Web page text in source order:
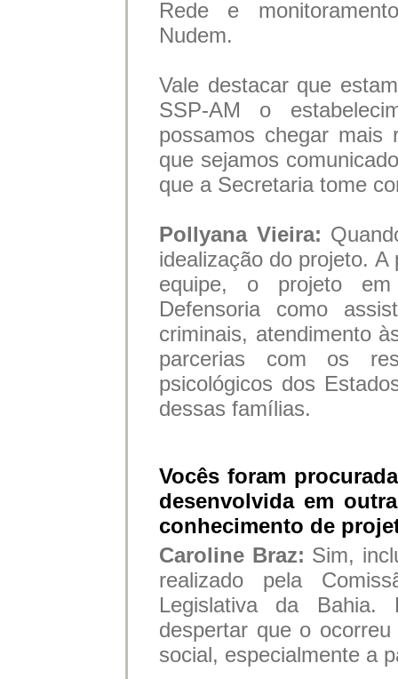
Rede e
Nudem.
Vale destacar que
SSP-AM o
possamos chegar mais
que sejamos
que a Secretaria tome
Pollyana Vieira:
idealização do projeto.
equipe, o projeto
Defensoria como
criminais, atendimento
parcerias com os
psicológicos dos
dessas famílias.
Vocês foram
desenvolvida em
conhecimento de
Caroline Braz: Sim,
realizado pela
Legislativa da
despertar que o
social, especialmente a